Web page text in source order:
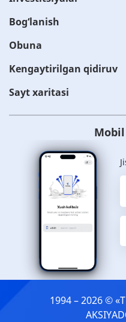
Bog‘lanish
Obuna
Kengaytirilgan qidiruv
Sayt xaritasi
1994 – 2026 ©